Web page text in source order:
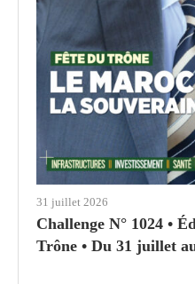
31 juillet 2026
Challenge N° 1024 •
Trône • Du 31 juillet